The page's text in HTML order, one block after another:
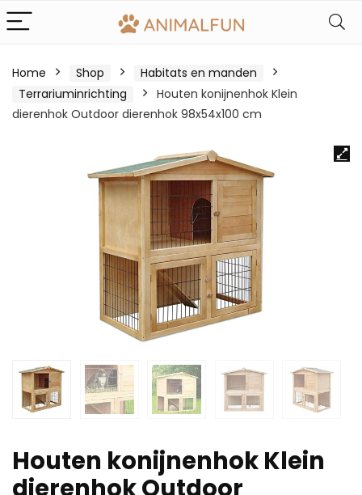
Home Shop
Habitats en manden
Terrariuminrichting
Houten konijnenhok Klein
dierenhok Outdoor dierenhok 98x54x100 cm
Houten konijnenhok Klein